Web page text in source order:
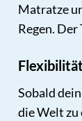
Matratze
Regen.
Sobald
die Welt zu